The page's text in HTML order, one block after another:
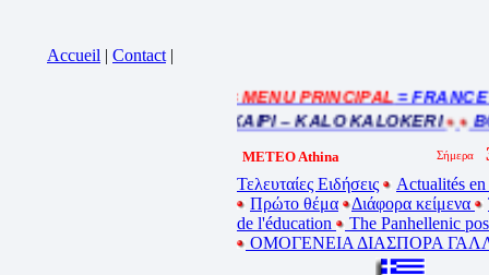
Accueil | Contact |
= MENU PRINCIPAL= FRANCE :
BEL ETE – ΚΑΛΟ ΚΑΛΟΚΑΙΡΙ – KALO KALOKERI
METEO Athina
Τελευταίες Ειδήσεις
Actualités
Πρώτο θέμα
Διάφορα κείμενα
de l'éducation
The Panhellenic
ΟΜΟΓΕΝΕΙΑ ΔΙΑΣΠΟΡΑ